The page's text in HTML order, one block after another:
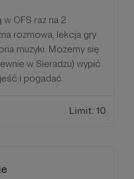
OFS raz na 2
rozmowa, lekcja gry
muzyki. Możemy się
w Sieradzu) wypić
i pogadać
Limit: 10